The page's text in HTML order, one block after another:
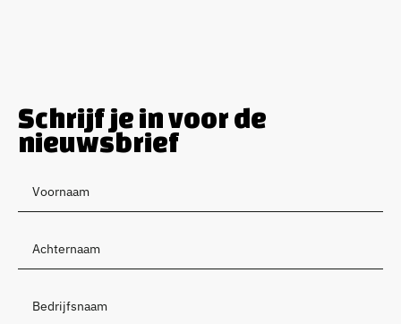
Schrijf je in voor de
nieuwsbrief